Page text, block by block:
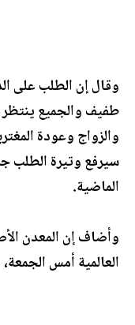
وقال إن الطلب على
طفيف والجميع ينتظر
والزواج وعودة
سيرفع وتيرة الطلب
الماضية.
وأضاف إن المعدن
العالمية أمس الجمعة، عند 4215 دولارا